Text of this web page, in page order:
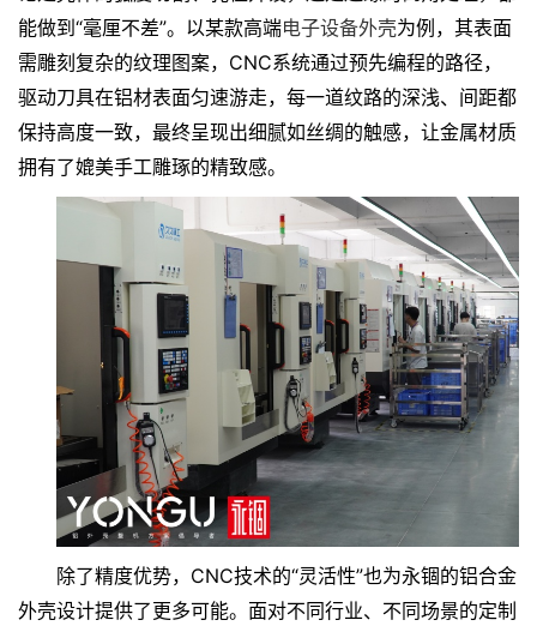
能做到“毫厘不差”。以某款高端电子设备外壳为例，其表面
需雕刻复杂的纹理图案，CNC系统通过预先编程的路径，
驱动刀具在铝材表面匀速游走，每一道纹路的深浅、间距都
保持高度一致，最终呈现出细腻如丝绸的触感，让金属材质
拥有了媲美手工雕琢的精致感。
除了精度优势， CNC技术的“灵活性”也为永锢的铝合金
外壳设计提供了更多可能。面对不同行业、不同场景的定制